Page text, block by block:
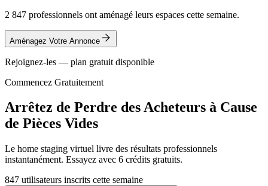
2 847 professionnels ont aménagé leurs espaces cette semaine.
Aménagez Votre Annonce
Rejoignez-les — plan gratuit disponible
Commencez Gratuitement
Arrêtez de Perdre des Acheteurs à Cause
de Pièces Vides
Le home staging virtuel livre des résultats professionnels
instantanément. Essayez avec 6 crédits gratuits.
847 utilisateurs inscrits cette semaine